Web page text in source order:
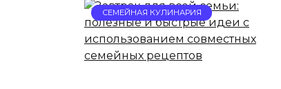
СЕМЕЙНАЯ КУЛИНАРИЯ